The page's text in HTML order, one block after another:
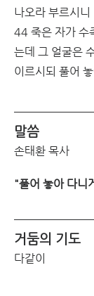
나오라 부르시니
44 죽은 자가 수
는데 그 얼굴은
이르시되 풀어
말씀
손태환 목사
"풀어 놓아 다니
거둠의 기도
다같이